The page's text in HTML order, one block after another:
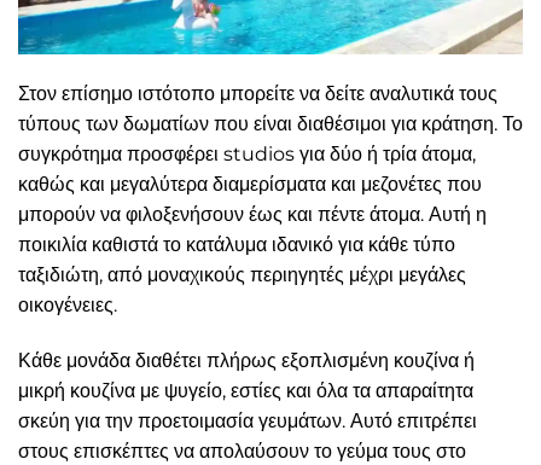
Στον επίσημο ιστότοπο μπορείτε να δείτε αναλυτικά τους
τύπους των δωματίων που είναι διαθέσιμοι για κράτηση. Το
συγκρότημα προσφέρει studios για δύο ή τρία άτομα,
καθώς και μεγαλύτερα διαμερίσματα και μεζονέτες που
μπορούν να φιλοξενήσουν έως και πέντε άτομα. Αυτή η
ποικιλία καθιστά το κατάλυμα ιδανικό για κάθε τύπο
ταξιδιώτη, από μοναχικούς περιηγητές μέχρι μεγάλες
οικογένειες.
Κάθε μονάδα διαθέτει πλήρως εξοπλισμένη κουζίνα ή
μικρή κουζίνα με ψυγείο, εστίες και όλα τα απαραίτητα
σκεύη για την προετοιμασία γευμάτων. Αυτό επιτρέπει
στους επισκέπτες να απολαύσουν το γεύμα τους στο